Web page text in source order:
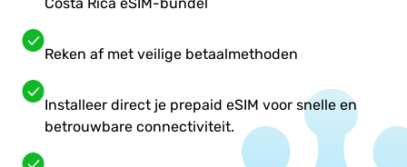
Costa Rica eSIM-bundel
Reken af met veilige betaalmethoden
Installeer direct je prepaid eSIM voor snelle en
betrouwbare connectiviteit.